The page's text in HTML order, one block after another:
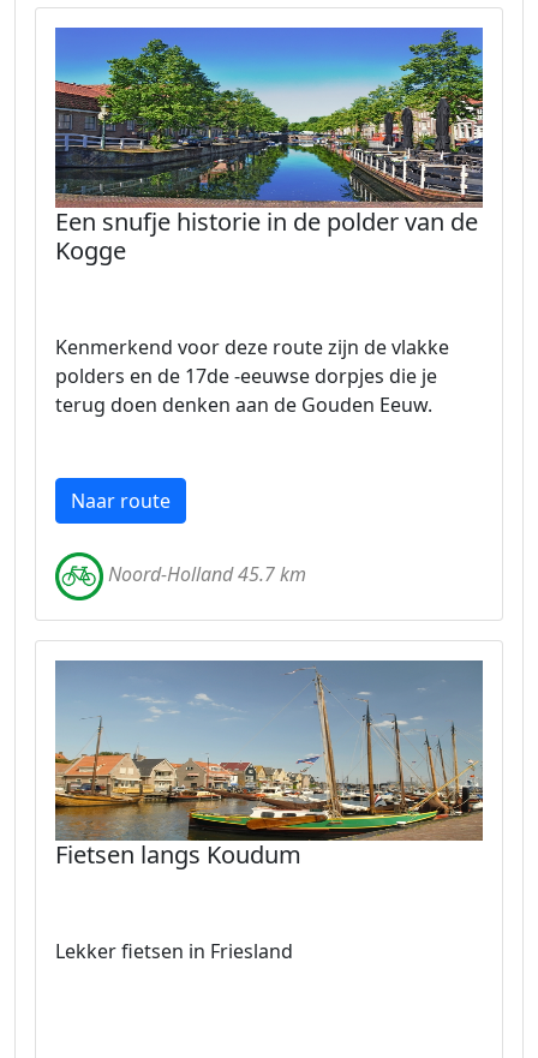
Een snufje historie in de polder van de
Kogge
Kenmerkend voor deze route zijn de vlakke
polders en de 17de -eeuwse dorpjes die je
terug doen denken aan de Gouden Eeuw.
Naar route
Noord-Holland 45.7 km
Fietsen langs Koudum
Lekker fietsen in Friesland